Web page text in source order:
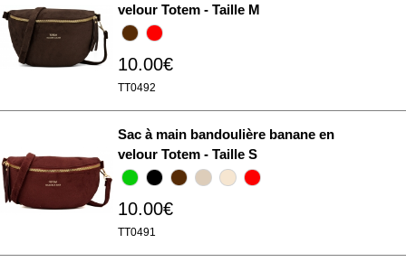
velour Totem - Taille M
10.00€
TT0492
Sac à main bandoulière banane en
velour Totem - Taille S
10.00€
TT0491